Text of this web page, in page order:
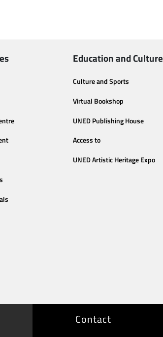
Education and Culture
Culture and Sports
Virtual Bookshop
UNED Publishing House
Access to
UNED Artistic Heritage Expo
Contact